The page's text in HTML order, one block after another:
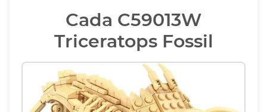
Cada C59013W
Triceratops Fossil